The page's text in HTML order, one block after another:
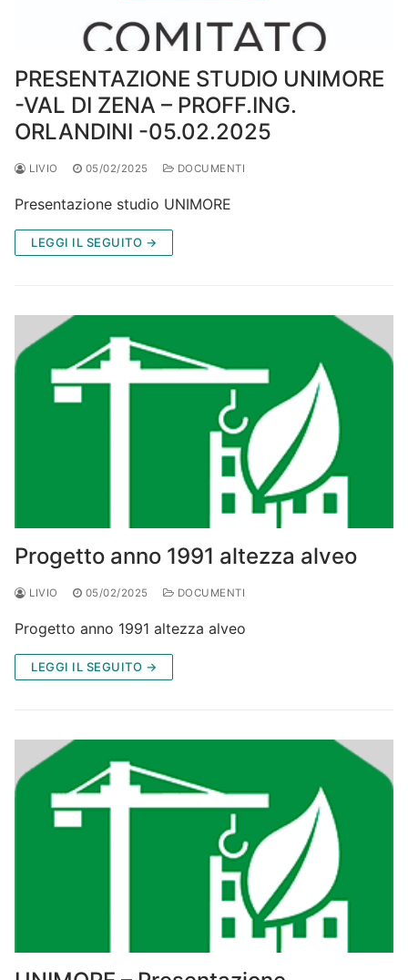
PRESENTAZIONE STUDIO UNIMORE
-VAL DI ZENA – PROFF.ING.
ORLANDINI -05.02.2025
LIVIO 05/02/2025 DOCUMENTI
Presentazione studio UNIMORE
LEGGI IL SEGUITO →
Progetto anno 1991 altezza alveo
LIVIO 05/02/2025 DOCUMENTI
Progetto anno 1991 altezza alveo
LEGGI IL SEGUITO →